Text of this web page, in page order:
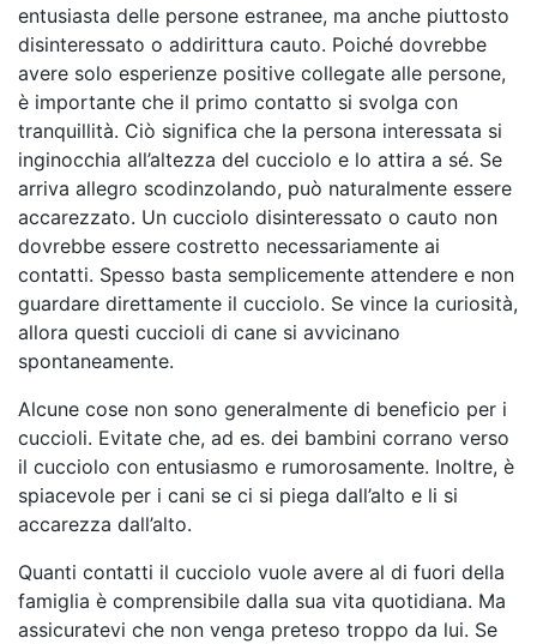
entusiasta delle persone estranee, ma anche piuttosto
disinteressato o addirittura cauto. Poiché dovrebbe
avere solo esperienze positive collegate alle persone,
è importante che il primo contatto si svolga con
tranquillità. Ciò significa che la persona interessata si
inginocchia all’altezza del cucciolo e lo attira a sé. Se
arriva allegro scodinzolando, può naturalmente essere
accarezzato. Un cucciolo disinteressato o cauto non
dovrebbe essere costretto necessariamente ai
contatti. Spesso basta semplicemente attendere e non
guardare direttamente il cucciolo. Se vince la curiosità,
allora questi cuccioli di cane si avvicinano
spontaneamente.
Alcune cose non sono generalmente di beneficio per i
cuccioli. Evitate che, ad es. dei bambini corrano verso
il cucciolo con entusiasmo e rumorosamente. Inoltre, è
spiacevole per i cani se ci si piega dall’alto e li si
accarezza dall’alto.
Quanti contatti il cucciolo vuole avere al di fuori della
famiglia è comprensibile dalla sua vita quotidiana. Ma
assicuratevi che non venga preteso troppo da lui. Se